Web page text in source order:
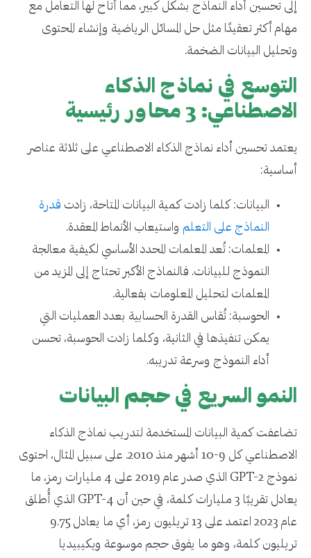
إلى تحسين أداء النماذج بشكل كبير، مما أتاح لها التعامل مع
مهام أكثر تعقيدًا مثل حل المسائل الرياضية وإنشاء المحتوى
وتحليل البيانات الضخمة.
التوسع في نماذج الذكاء
الاصطناعي: 3 محاور رئيسية
يعتمد تحسين أداء نماذج الذكاء الاصطناعي على ثلاثة عناصر
أساسية:
البيانات: كلما زادت كمية البيانات المتاحة، زادت قدرة
النماذج على التعلم واستيعاب الأنماط المعقدة.
المعلمات: تُعد المعلمات المحدد الأساسي لكيفية معالجة
النموذج للبيانات. فالنماذج الأكبر تحتاج إلى المزيد من
المعلمات لتحليل المعلومات بفعالية.
الحوسبة: تُقاس القدرة الحسابية بعدد العمليات التي
يمكن تنفيذها في الثانية، وكلما زادت الحوسبة، تحسن
أداء النموذج وسرعة تدريبه.
النمو السريع في حجم البيانات
تضاعفت كمية البيانات المستخدمة لتدريب نماذج الذكاء
الاصطناعي كل 9-10 أشهر منذ 2010. على سبيل المثال، احتوى
نموذج GPT-2 الذي صدر عام 2019 على 4 مليارات رمز، ما
يعادل تقريبًا 3 مليارات كلمة، في حين أن GPT-4 الذي أُطلق
عام 2023 اعتمد على 13 تريليون رمز، أي ما يعادل 9.75
تريليون كلمة، وهو ما يفوق حجم موسوعة ويكيبيديا